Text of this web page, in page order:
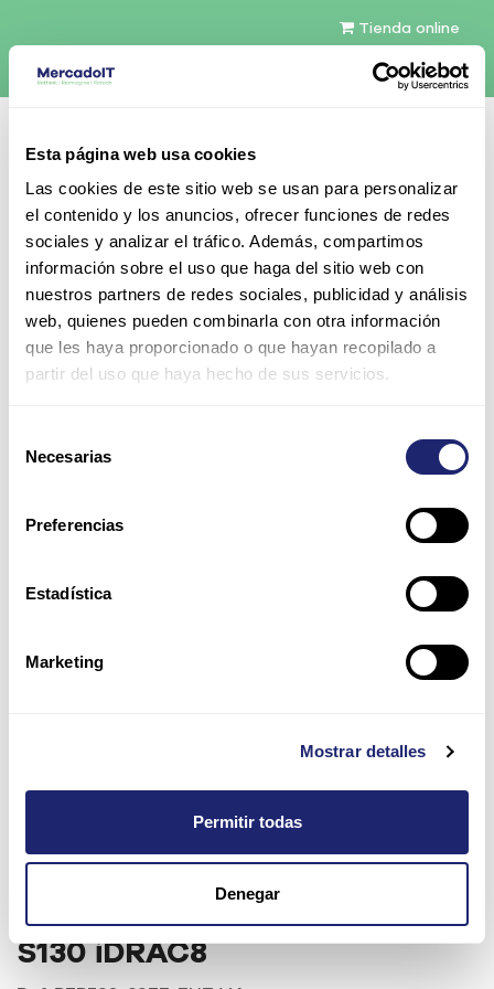
Esta página web usa cookies
Las cookies de este sitio web se usan para personalizar
el contenido y los anuncios, ofrecer funciones de redes
sociales y analizar el tráfico. Además, compartimos
información sobre el uso que haga del sitio web con
nuestros partners de redes sociales, publicidad y análisis
web, quienes pueden combinarla con otra información
que les haya proporcionado o que hayan recopilado a
partir del uso que haya hecho de sus servicios.
Necesarias
Preferencias
Estadística
Marketing
Mostrar detalles
Permitir todas
Denegar
Tienda online
Español
Contáctenos
Todos los productos
PER730-8SFF-ENT-V4 | Dell PowerEdge R730 8SFF
PERC S130 iDRAC8
PER730-8SFF-ENT-V4 | Dell
PowerEdge R730 8SFF PERC
S130 iDRAC8